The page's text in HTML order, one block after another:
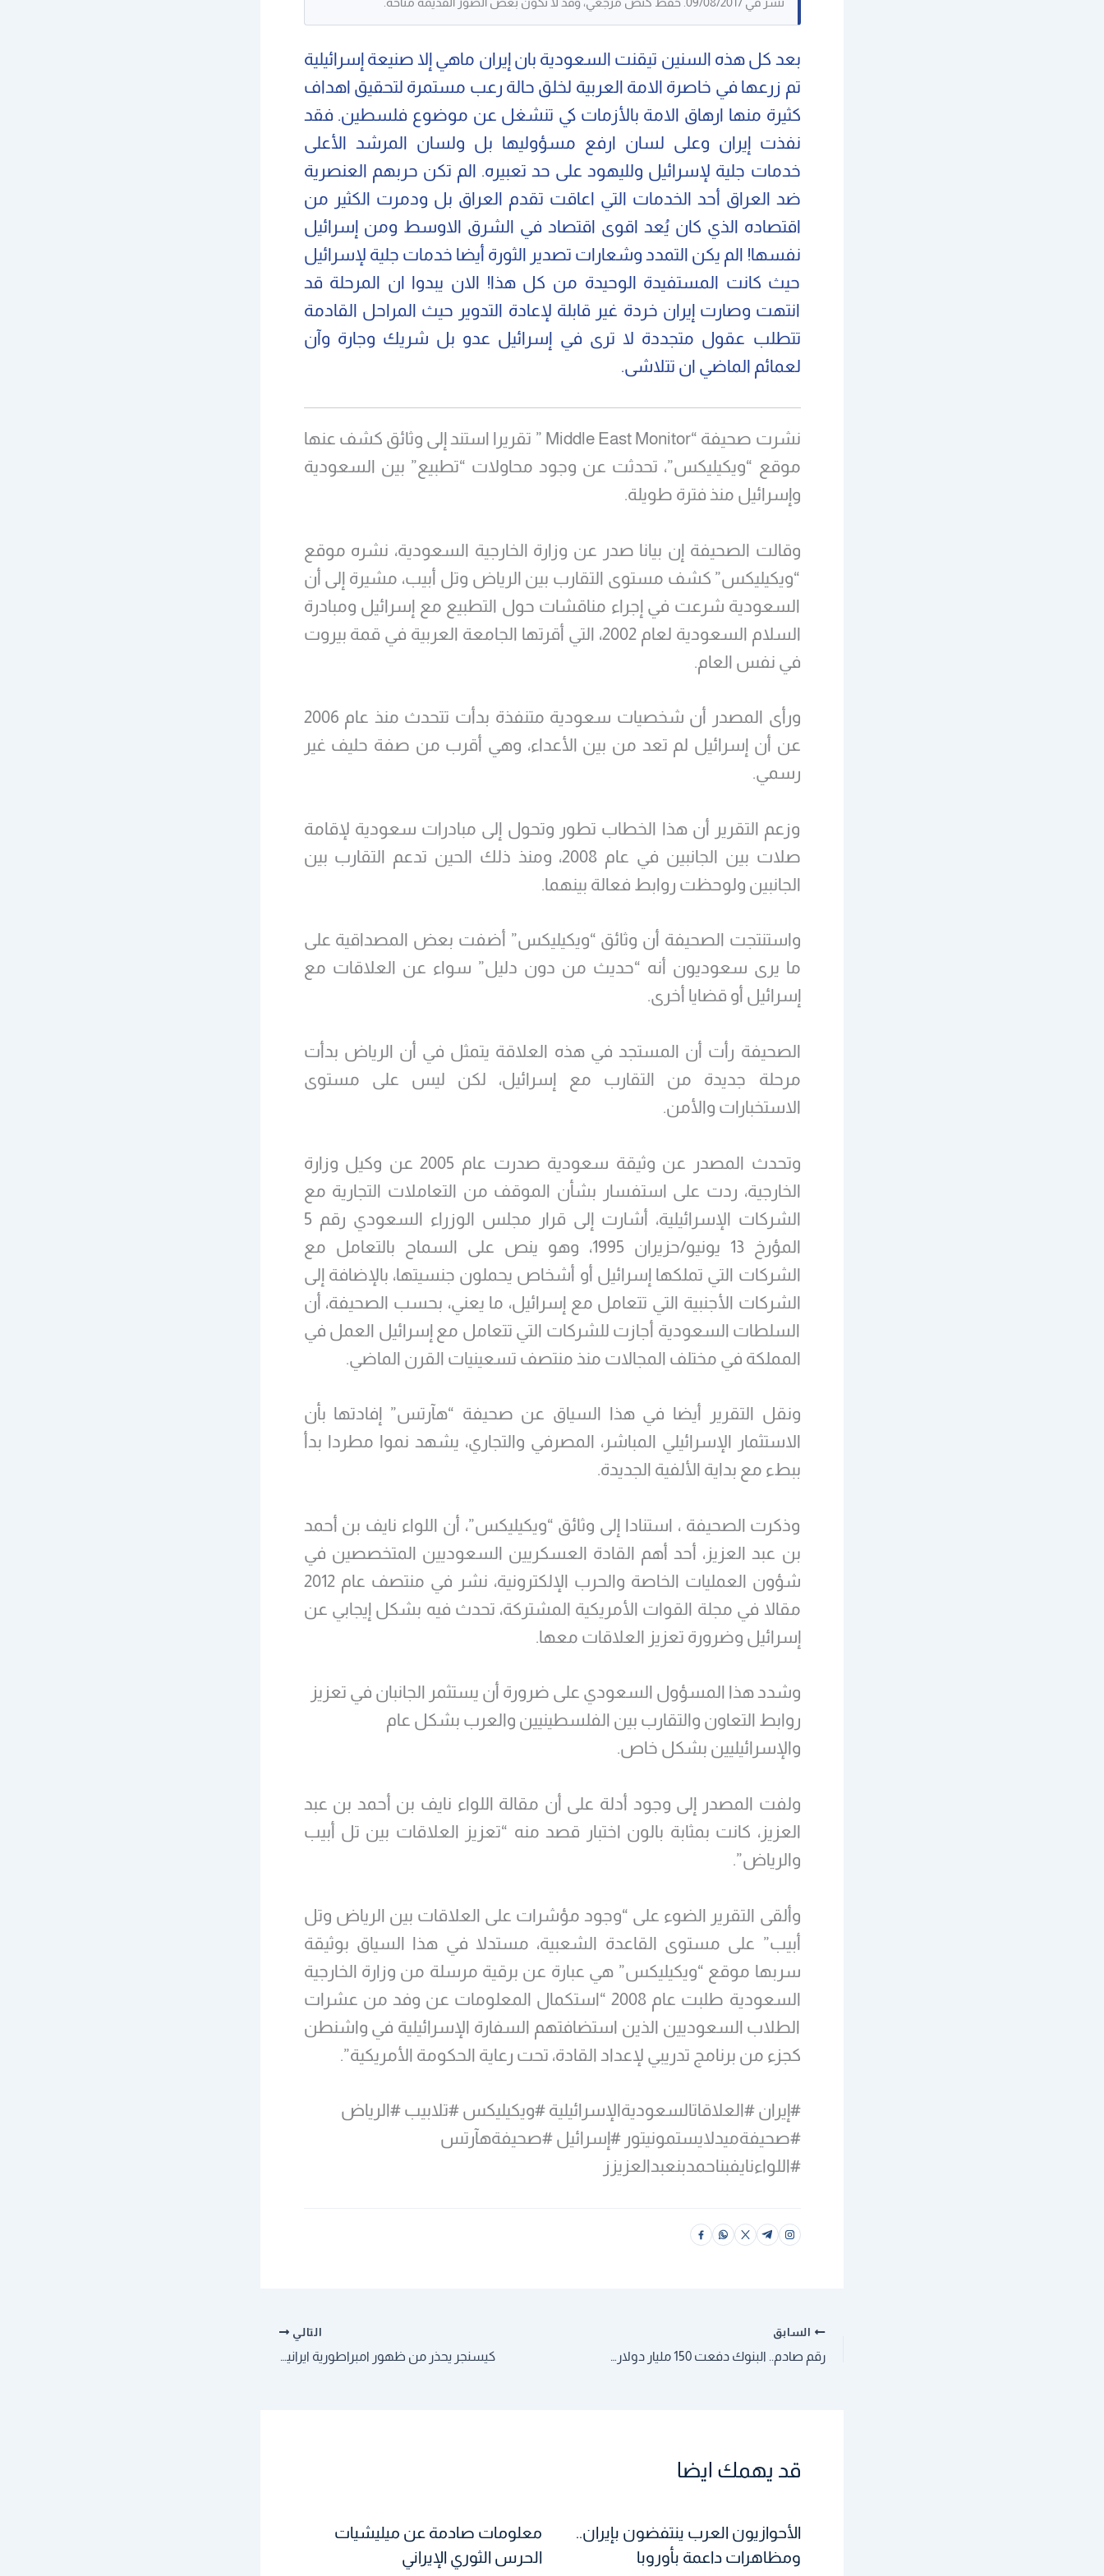
بعد كل هذه السنين تيقنت السعودية بان إيران ماهي إلا صنيعة إسرائيلية
تم زرعها في خاصرة الامة العربية لخلق حالة رعب مستمرة لتحقيق اهداف
كثيرة منها ارهاق الامة بالأزمات كي تنشغل عن موضوع فلسطين. فقد
نفذت إيران وعلى لسان ارفع مسؤوليها بل ولسان المرشد الأعلى
خدمات جلية لإسرائيل ولليهود على حد تعبيره. الم تكن حربهم العنصرية
ضد العراق أحد الخدمات التي اعاقت تقدم العراق بل ودمرت الكثير من
اقتصاده الذي كان يُعد اقوى اقتصاد في الشرق الاوسط ومن إسرائيل
نفسها! الم يكن التمدد وشعارات تصدير الثورة أيضا خدمات جلية لإسرائيل
حيث كانت المستفيدة الوحيدة من كل هذا! الان يبدوا ان المرحلة قد
انتهت وصارت إيران خردة غير قابلة لإعادة التدوير حيث المراحل القادمة
تتطلب عقول متجددة لا ترى في إسرائيل عدو بل شريك وجارة وآن
لعمائم الماضي ان تتلاشى.
نشرت صحيفة “Middle East Monitor ” تقريرا استند إلى وثائق كشف عنها
موقع “ويكيليكس”، تحدثت عن وجود محاولات “تطبيع” بين السعودية
وإسرائيل منذ فترة طويلة.
وقالت الصحيفة إن بيانا صدر عن وزارة الخارجية السعودية، نشره موقع
“ويكيليكس” كشف مستوى التقارب بين الرياض وتل أبيب، مشيرة إلى أن
السعودية شرعت في إجراء مناقشات حول التطبيع مع إسرائيل ومبادرة
السلام السعودية لعام 2002، التي أقرتها الجامعة العربية في قمة بيروت
في نفس العام.
ورأى المصدر أن شخصيات سعودية متنفذة بدأت تتحدث منذ عام 2006
عن أن إسرائيل لم تعد من بين الأعداء، وهي أقرب من صفة حليف غير
رسمي.
وزعم التقرير أن هذا الخطاب تطور وتحول إلى مبادرات سعودية لإقامة
صلات بين الجانبين في عام 2008، ومنذ ذلك الحين تدعم التقارب بين
الجانبين ولوحظت روابط فعالة بينهما.
واستنتجت الصحيفة أن وثائق “ويكيليكس” أضفت بعض المصداقية على
ما يرى سعوديون أنه “حديث من دون دليل” سواء عن العلاقات مع
إسرائيل أو قضايا أخرى.
الصحيفة رأت أن المستجد في هذه العلاقة يتمثل في أن الرياض بدأت
مرحلة جديدة من التقارب مع إسرائيل، لكن ليس على مستوى
الاستخبارات والأمن.
وتحدث المصدر عن وثيقة سعودية صدرت عام 2005 عن وكيل وزارة
الخارجية، ردت على استفسار بشأن الموقف من التعاملات التجارية مع
الشركات الإسرائيلية، أشارت إلى قرار مجلس الوزراء السعودي رقم 5
المؤرخ 13 يونيو/حزيران 1995، وهو ينص على السماح بالتعامل مع
الشركات التي تملكها إسرائيل أو أشخاص يحملون جنسيتها، بالإضافة إلى
الشركات الأجنبية التي تتعامل مع إسرائيل، ما يعني، بحسب الصحيفة، أن
السلطات السعودية أجازت للشركات التي تتعامل مع إسرائيل العمل في
المملكة في مختلف المجالات منذ منتصف تسعينيات القرن الماضي.
ونقل التقرير أيضا في هذا السياق عن صحيفة “هآرتس” إفادتها بأن
الاستثمار الإسرائيلي المباشر، المصرفي والتجاري، يشهد نموا مطردا بدأ
ببطء مع بداية الألفية الجديدة.
وذكرت الصحيفة ، استنادا إلى وثائق “ويكيليكس”، أن اللواء نايف بن أحمد
بن عبد العزيز، أحد أهم القادة العسكريين السعوديين المتخصصين في
شؤون العمليات الخاصة والحرب الإلكترونية، نشر في منتصف عام 2012
مقالا في مجلة القوات الأمريكية المشتركة، تحدث فيه بشكل إيجابي عن
إسرائيل وضرورة تعزيز العلاقات معها.
وشدد هذا المسؤول السعودي على ضرورة أن يستثمر الجانبان في تعزيز
روابط التعاون والتقارب بين الفلسطينيين والعرب بشكل عام
والإسرائيليين بشكل خاص.
ولفت المصدر إلى وجود أدلة على أن مقالة اللواء نايف بن أحمد بن عبد
العزيز، كانت بمثابة بالون اختبار قصد منه “تعزيز العلاقات بين تل أبيب
والرياض”.
وألقى التقرير الضوء على “وجود مؤشرات على العلاقات بين الرياض وتل
أبيب” على مستوى القاعدة الشعبية، مستدلا في هذا السياق بوثيقة
سربها موقع “ويكيليكس” هي عبارة عن برقية مرسلة من وزارة الخارجية
السعودية طلبت عام 2008 “استكمال المعلومات عن وفد من عشرات
الطلاب السعوديين الذين استضافتهم السفارة الإسرائيلية في واشنطن
كجزء من برنامج تدريبي لإعداد القادة، تحت رعاية الحكومة الأمريكية”.
#إيران #العلاقاتالسعوديةالإسرائيلية #ويكيليكس #تلابيب #الرياض
#صحيفةميدلايستمونيتور #إسرائيل #صحيفةهآرتس
#اللواءنايفبناحمدبنعبدالعزيزز
السابق
رقم صادم.. البنوك دفعت 150 مليار دولار بسبب التلاعب!
التالي
كيسنجر يحذر من ظهور امبراطورية ايرانية متطرفة
قد يهمك ايضا
الأحوازيون العرب ينتفضون بإيران..
ومظاهرات داعمة بأوروبا
معلومات صادمة عن ميليشيات
الحرس الثوري الإيراني